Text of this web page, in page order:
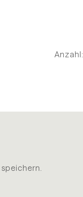
Anzahl: